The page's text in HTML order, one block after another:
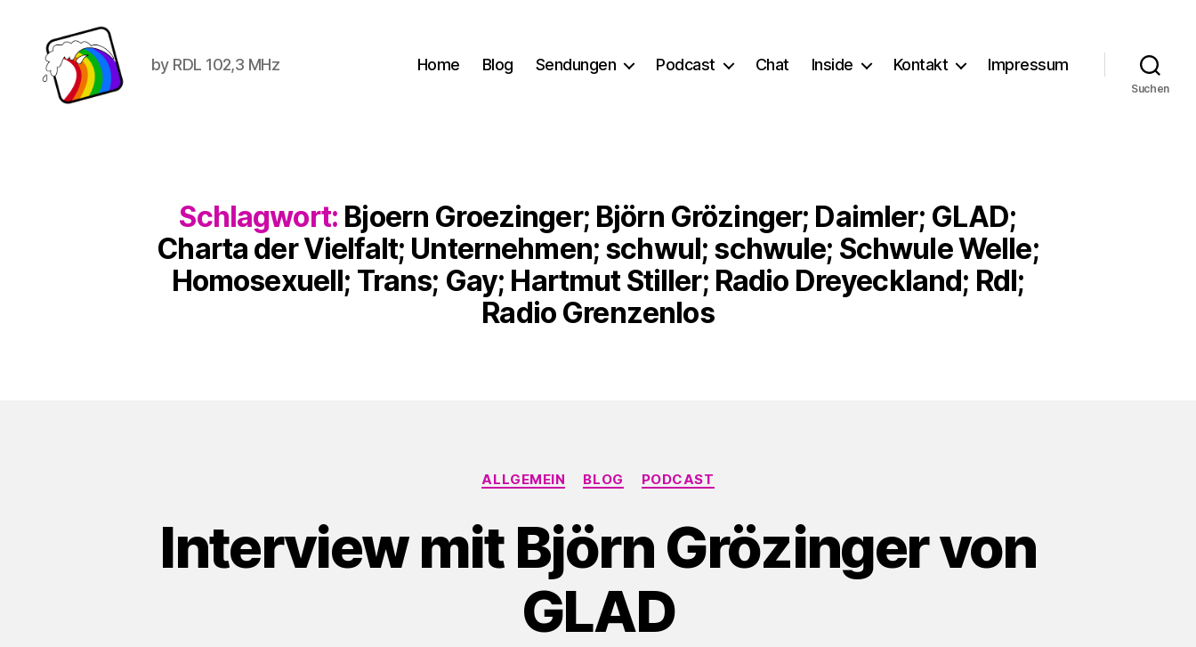
by RDL 102,3 MHz Home Blog Sendungen Podcast Chat Inside Kontakt Impressum
Suchen
Schlagwort: Bjoern Groezinger; Björn Grözinger; Daimler; GLAD;
Charta der Vielfalt; Unternehmen; schwul; schwule; Schwule Welle;
Homosexuell; Trans; Gay; Hartmut Stiller; Radio Dreyeckland; Rdl;
Radio Grenzenlos
Kategorien
ALLGEMEIN BLOG PODCAST
Interview mit Björn Grözinger von
GLAD